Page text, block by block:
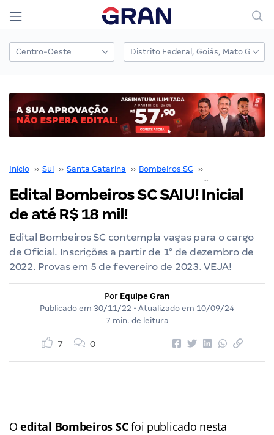
Início ›› Sul ›› Santa Catarina ›› Bombeiros SC ››
Edital Bombeiros SC SAIU! Inicial
de até R$ 18 mil!
Edital Bombeiros SC contempla vagas para o cargo
de Oficial. Inscrições a partir de 1° de dezembro de
2022. Provas em 5 de fevereiro de 2023. VEJA!
Por Equipe Gran
Publicado em 30/11/22 • Atualizado em 10/09/24
7 min. de leitura
7 0
Oedital Bombeiros SCfoi publicado nesta